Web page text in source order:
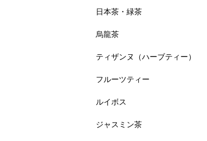
日本茶・緑茶
烏龍茶
ティザンヌ（ハーブティー）
フルーツティー
ルイボス
ジャスミン茶